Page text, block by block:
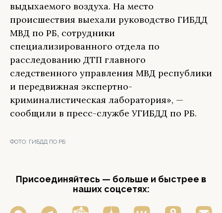
выдыхаемого воздуха. На место
происшествия выехали руководство ГИБДД
МВД по РБ, сотрудники
специализированного отдела по
расследованию ДТП главного
следственного управления МВД республики
и передвижная экспертно-
криминалистическая лаборатория», —
сообщили в пресс-службе УГИБДД по РБ.
ФОТО: ГИБДД ПО РБ
Присоединяйтесь — больше и быстрее в
наших соцсетях: